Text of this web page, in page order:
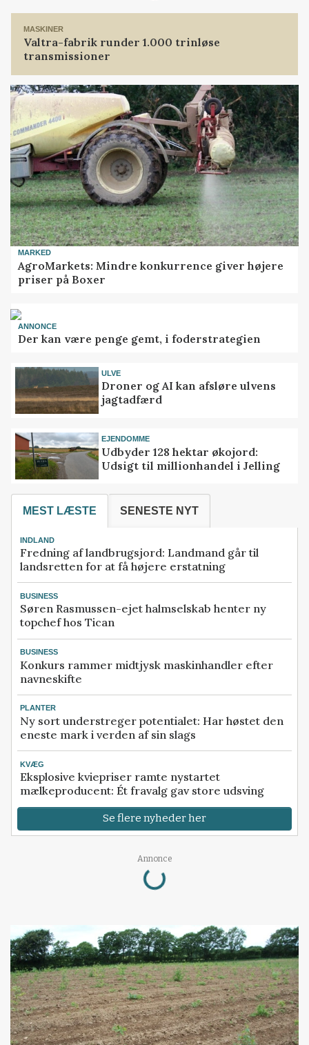
MASKINER
Valtra-fabrik runder 1.000 trinløse
transmissioner
MARKED
AgroMarkets: Mindre konkurrence giver højere
priser på Boxer
ANNONCE
Der kan være penge gemt, i foderstrategien
ULVE
Droner og AI kan afsløre ulvens
jagtadfærd
EJENDOMME
Udbyder 128 hektar økojord:
Udsigt til millionhandel i Jelling
MEST LÆSTE SENESTE NYT
INDLAND
Fredning af landbrugsjord: Landmand går til
landsretten for at få højere erstatning
BUSINESS
Søren Rasmussen-ejet halmselskab henter ny
topchef hos Tican
BUSINESS
Konkurs rammer midtjysk maskinhandler efter
navneskifte
PLANTER
Ny sort understreger potentialet: Har høstet den
eneste mark i verden af sin slags
KVÆG
Eksplosive kviepriser ramte nystartet
mælkeproducent: Ét fravalg gav store udsving
Se flere nyheder her
Annonce
Loading...